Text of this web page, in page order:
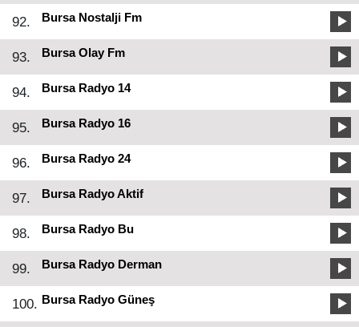
92. Bursa Nostalji Fm
93. Bursa Olay Fm
94. Bursa Radyo 14
95. Bursa Radyo 16
96. Bursa Radyo 24
97. Bursa Radyo Aktif
98. Bursa Radyo Bu
99. Bursa Radyo Derman
100. Bursa Radyo Güneş